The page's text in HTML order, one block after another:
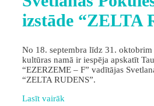
izstāde “ZELTA
No 18. septembra līdz 31. oktobrim
kultūras namā ir iespēja apskatīt
“EZERZEME – F” vadītājas
“ZELTA RUDENS”.
Lasīt vairāk